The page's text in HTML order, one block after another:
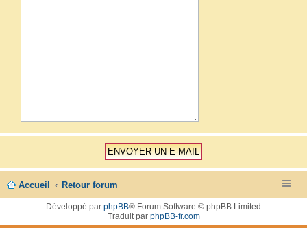
Accueil Retour forum
Développé par phpBB® Forum Software © phpBB Limited
Traduit par phpBB-fr.com